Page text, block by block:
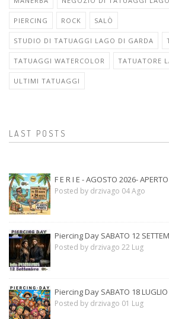
PIERCING ROCK SALÒ
STUDIO DI TATUAGGI LAGO DI GARDA
TATUAGGI WATERCOLOR TATUATORE
ULTIMI TATUAGGI
LAST POSTS
F E R I E - AGOSTO 2026-
Posted by drzivago 04 Ago
Piercing Day SABATO 12
Posted by drzivago 22 Lug
Piercing Day SABATO 18
Posted by drzivago 01 Lug